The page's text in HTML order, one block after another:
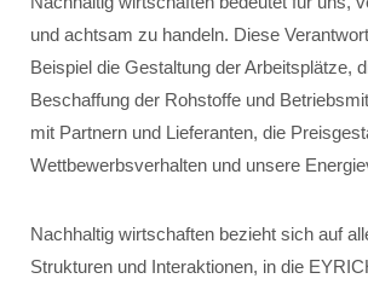
und achtsam zu handeln. Diese
Beispiel die Gestaltung der Arbeitsplätze,
Beschaffung der Rohstoffe und
mit Partnern und Lieferanten, die
Wettbewerbsverhalten und unsere
Nachhaltig wirtschaften bezieht sich auf
Strukturen und Interaktionen, in die